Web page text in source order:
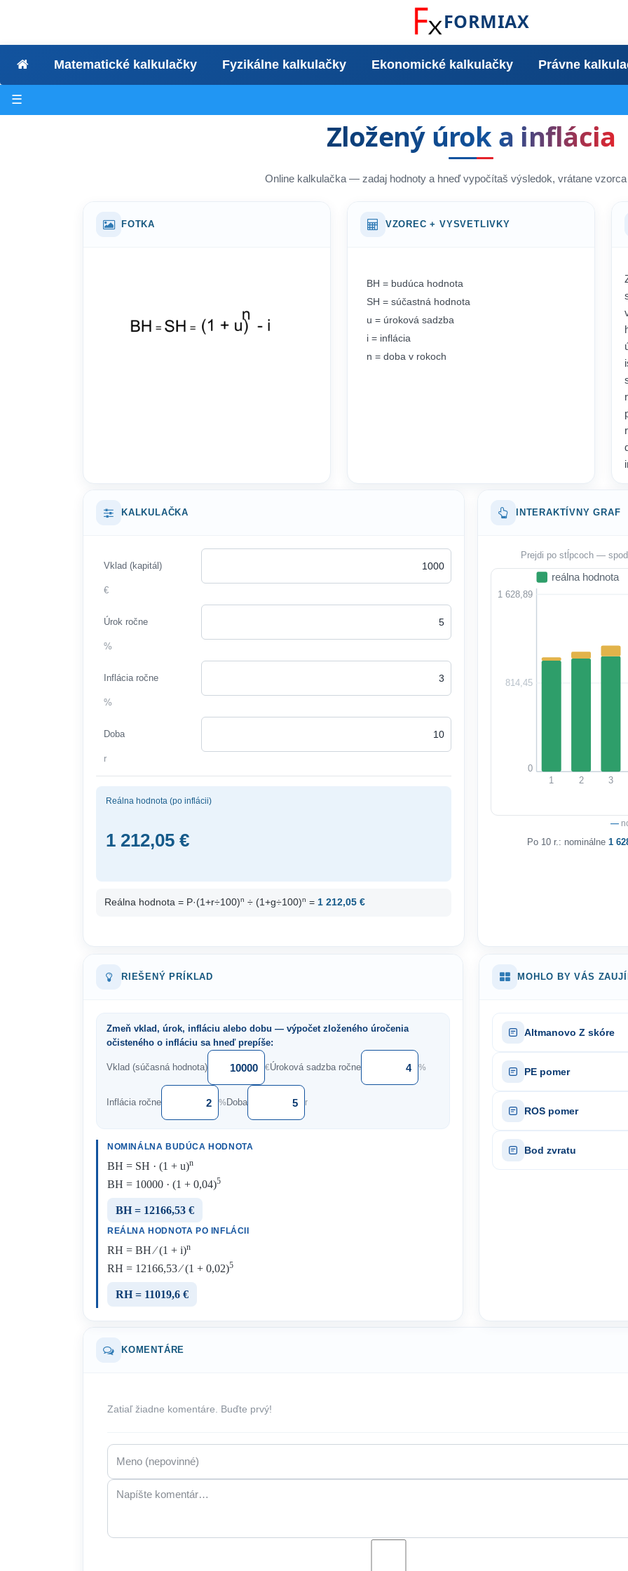
FORMIAX
Matematické kalkulačky Fyzikálne kalkulačky Ekonomické kalkulačky Právne
☰
Zložený úrok a inflácia
Online kalkulačka — zadaj hodnoty a hneď vypočítaš výsledok, vrátane
FOTKA VZOREC + VYSVETLIVKY
BH = budúca hodnota
SH = súčastná hodnota
u = úroková sadzba
i = inflácia
n = doba v rokoch
KALKULAČKA
Vklad (kapitál)
€
Úrok ročne
%
Inflácia ročne
%
Doba
r
Reálna hodnota (po inflácii)
1 212,05 €
Reálna hodnota = P·(1+r÷100)n ÷ (1+g÷100)n = 1 212,05 €
INTERAKTÍVNY GRAF
Prejdi po stĺpcoch —
reálna hodnota
1 628,89
814,45
0
1 2 3
—
Po 10 r.: nominálne 1
RIEŠENÝ PRÍKLAD
Zmeň vklad, úrok, infláciu alebo dobu — výpočet zloženého úročenia
očisteného o infláciu sa hneď prepíše:
Vklad (súčasná hodnota) €Úroková sadzba ročne %
Inflácia ročne %Doba r
NOMINÁLNA BUDÚCA HODNOTA
BH = SH · (1 + u)n
BH = 10000 · (1 + 0,04)5
BH = 12166,53 €
REÁLNA HODNOTA PO INFLÁCII
RH = BH ⁄ (1 + i)n
RH = 12166,53 ⁄ (1 + 0,02)5
RH = 11019,6 €
MOHLO BY VÁS
Altmanovo Z skóre
PE pomer
ROS pomer
Bod zvratu
KOMENTÁRE
Zatiaľ žiadne komentáre. Buďte prvý!